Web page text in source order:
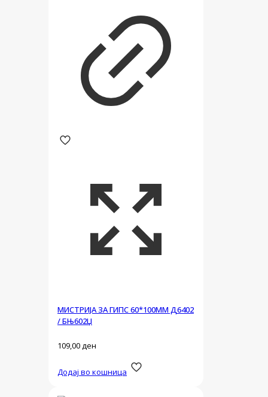
МИСТРИЈА ЗА ГИПС 60*100ММ Д6402
/ БЊ602Џ
109,00ден
Додај во кошница